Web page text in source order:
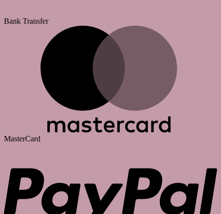
Bank Transfer
MasterCard